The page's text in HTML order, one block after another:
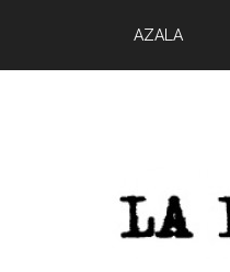
AZALA